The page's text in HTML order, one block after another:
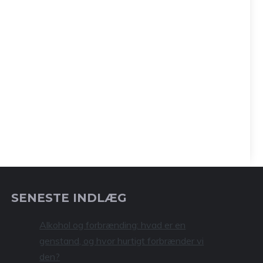
SENESTE INDLÆG
Alkohol og forbrænding: hvad er en
genstand, og hvor hurtigt forbrænder vi
den?